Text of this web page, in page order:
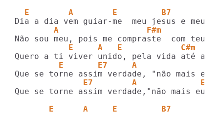
E        A        E         B7
A                  F#m
E     A   E            C#m
E       E7     A              E
E7        A             E
Que se torne assim verdade,"não mais eu,
       E      A     E         B7       E